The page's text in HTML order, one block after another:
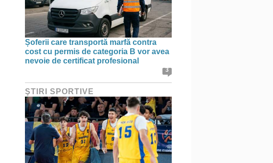
Șoferii care transportă marfă contra
cost cu permis de categoria B vor avea
nevoie de certificat profesional
3
ŞTIRI SPORTIVE